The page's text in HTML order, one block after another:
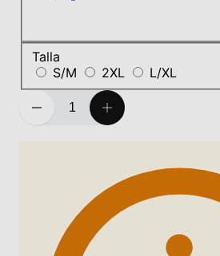
Talla
S/M
2XL L/XL